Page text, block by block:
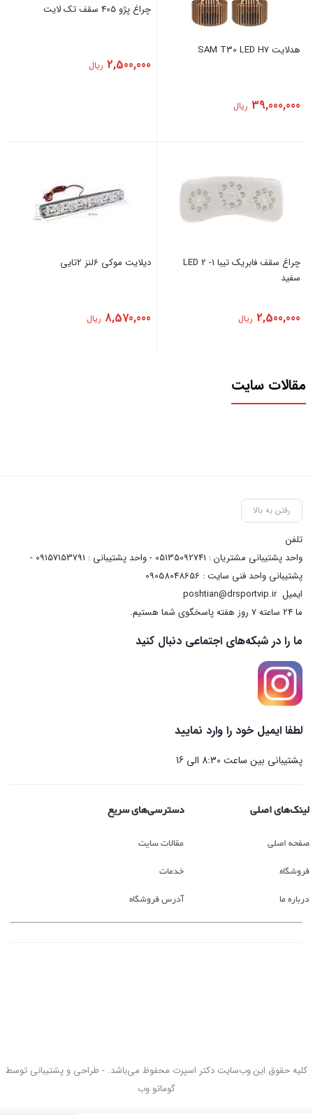
هدلایت SAM T30 LED H7
39,000,000 ریال
چراغ پژو 405 سقف تک لایت
2,500,000 ریال
‏چراغ ‏سقف ‏فابریک ‏تیبا ‏1- ‏2 ‏LED
‏سفید
2,500,000 ریال
‏دیلایت ‏موکی ‏6لنز ‏2تایی
8,570,000 ریال
مقالات سایت
رفتن به بالا
تلفن
واحد پشتیبانی مشتریان : 05135092741 - واحد پشتیبانی : 09157153791 -
پشتیبانی واحد فنی سایت : 09058048656
ایمیلposhtian@drsportvip.ir
ما 24 ساعته 7 روز هفته پاسخگوی شما هستیم.
ما را در شبکه‌های اجتماعی دنبال کنید
لطفا ایمیل خود را وارد نمایید
پشتیبانی بین ساعت 8:30 الی 16
لینک‌های اصلی
صفحه اصلی
فروشگاه
درباره ما
دسترسی‌های سریع
مقالات سایت
خدمات
آدرس فروشگاه
کلیه حقوق این وب‌سایت دکتر اسپرت محفوظ می‌باشد. - طراحی و پشتیبانی توسط
گوماتو وب